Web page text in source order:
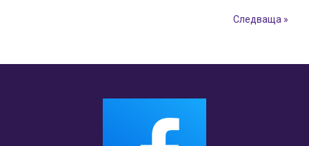
Следваща »